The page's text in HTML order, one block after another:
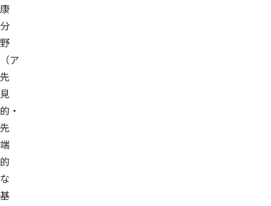
康
分
野
（ア
先
見
的・
先
端
的
な
基